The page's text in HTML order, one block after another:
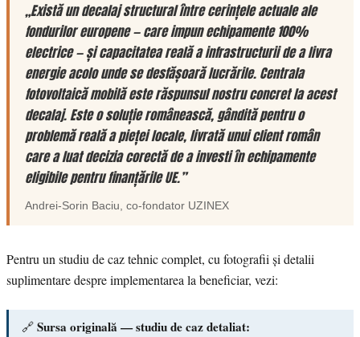
„Există un decalaj structural între cerințele actuale ale
fondurilor europene — care impun echipamente 100%
electrice — și capacitatea reală a infrastructurii de a livra
energie acolo unde se desfășoară lucrările. Centrala
fotovoltaică mobilă este răspunsul nostru concret la acest
decalaj. Este o soluție românească, gândită pentru o
problemă reală a pieței locale, livrată unui client român
care a luat decizia corectă de a investi în echipamente
eligibile pentru finanțările UE.”
Andrei-Sorin Baciu, co-fondator UZINEX
Pentru un studiu de caz tehnic complet, cu fotografii și detalii
suplimentare despre implementarea la beneficiar, vezi:
🔗 Sursa originală — studiu de caz detaliat: